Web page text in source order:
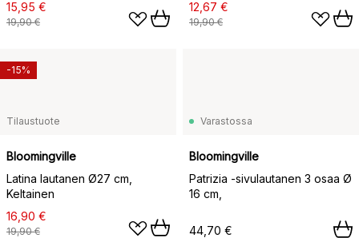
15,95 €
19,90 €
12,67 €
19,90 €
Tilaustuote
Bloomingville
Latina lautanen Ø27 cm,
Keltainen
16,90 €
19,90 €
-15%
Varastossa
Bloomingville
Patrizia -sivulautanen 3 osaa Ø
16 cm,
44,70 €